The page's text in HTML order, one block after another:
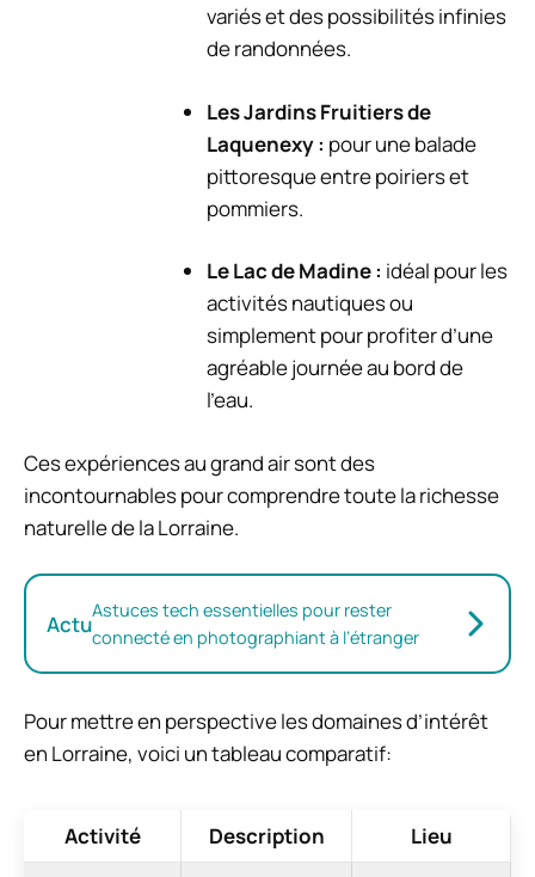
variés et des possibilités infinies
de randonnées.
Les Jardins Fruitiers de
Laquenexy : pour une balade
pittoresque entre poiriers et
pommiers.
Le Lac de Madine : idéal pour les
activités nautiques ou
simplement pour profiter d’une
agréable journée au bord de
l’eau.
Ces expériences au grand air sont des
incontournables pour comprendre toute la richesse
naturelle de la Lorraine.
ActuAstuces tech essentielles pour rester
connecté en photographiant à l’étranger
Pour mettre en perspective les domaines d’intérêt
en Lorraine, voici un tableau comparatif:
Activité Description Lieu